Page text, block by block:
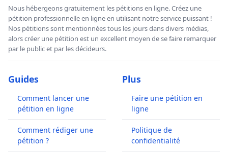
Nous hébergeons gratuitement les pétitions en ligne. Créez une
pétition professionnelle en ligne en utilisant notre service puissant !
Nos pétitions sont mentionnées tous les jours dans divers médias,
alors créer une pétition est un excellent moyen de se faire remarquer
par le public et par les décideurs.
Guides
Comment lancer une
pétition en ligne
Comment rédiger une
pétition ?
Plus
Faire une pétition en
ligne
Politique de
confidentialité